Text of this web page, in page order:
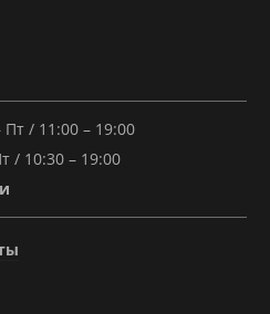
Пт / 11:00 – 19:00
/ 10:30 – 19:00